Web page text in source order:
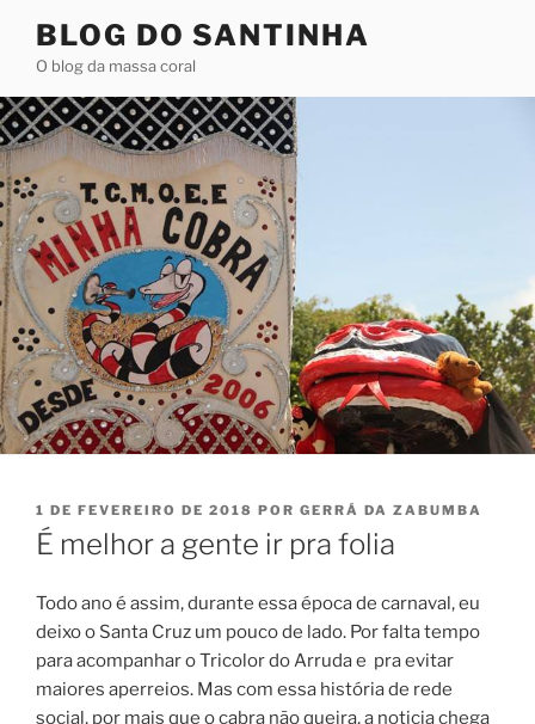
conteúdo
BLOG DO SANTINHA
O blog da massa coral
PUBLICADO
EM
1 DE FEVEREIRO DE 2018 POR GERRÁ DA ZABUMBA
É melhor a gente ir pra folia
Todo ano é assim, durante essa época de carnaval, eu
deixo o Santa Cruz um pouco de lado. Por falta tempo
para acompanhar o Tricolor do Arruda e pra evitar
maiores aperreios. Mas com essa história de rede
social, por mais que o cabra não queira, a noticia chega